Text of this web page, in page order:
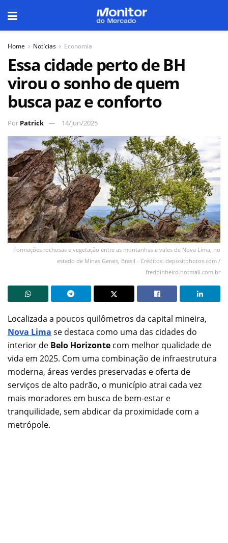
Home Notícias Economia
Essa cidade perto de BH
virou o sonho de quem
busca paz e conforto
Por Patrick 14/jun/2025
Formações rochosas e vegetação entre as montanhas e vales de Nova Lima, no
estado de Minas Gerais, Brasil - Créditos: depositphotos.com /
fredpinheiro.hotmail.com.br
Localizada a poucos quilômetros da capital mineira,
Nova Lima se destaca como uma das cidades do
interior de Belo Horizonte com melhor qualidade de
vida em 2025. Com uma combinação de infraestrutura
moderna, áreas verdes preservadas e oferta de
serviços de alto padrão, o município atrai cada vez
mais moradores em busca de bem-estar e
tranquilidade, sem abdicar da proximidade com a
metrópole.